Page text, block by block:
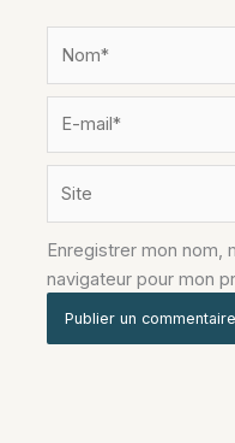
Enregistrer mon nom,
navigateur pour mon